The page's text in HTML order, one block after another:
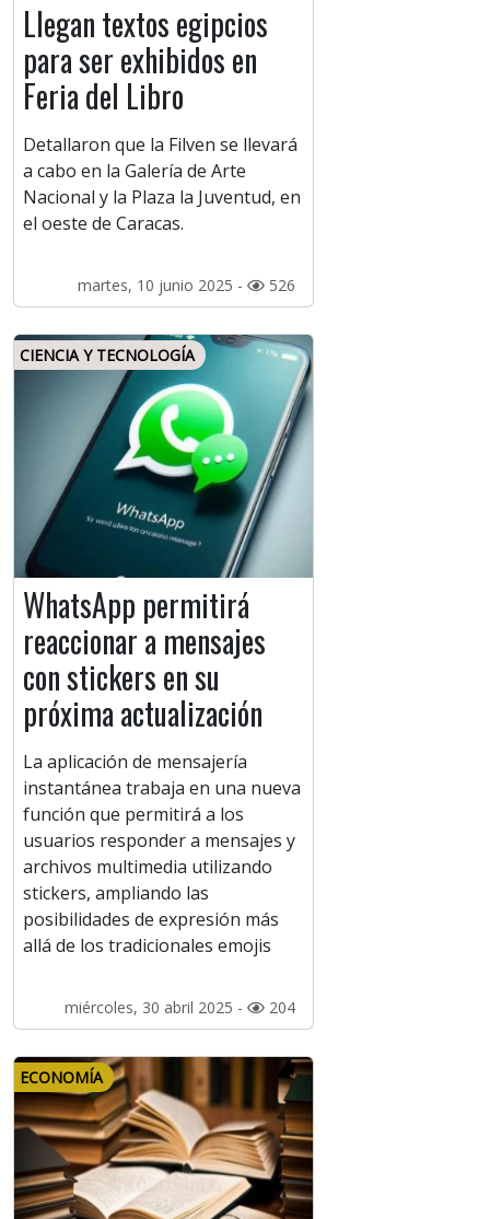
Llegan textos egipcios
para ser exhibidos en
Feria del Libro
Detallaron que la Filven se llevará
a cabo en la Galería de Arte
Nacional y la Plaza la Juventud, en
el oeste de Caracas.
martes, 10 junio 2025 - 526
CIENCIA Y TECNOLOGÍA
WhatsApp permitirá
reaccionar a mensajes
con stickers en su
próxima actualización
La aplicación de mensajería
instantánea trabaja en una nueva
función que permitirá a los
usuarios responder a mensajes y
archivos multimedia utilizando
stickers, ampliando las
posibilidades de expresión más
allá de los tradicionales emojis
miércoles, 30 abril 2025 - 204
ECONOMÍA